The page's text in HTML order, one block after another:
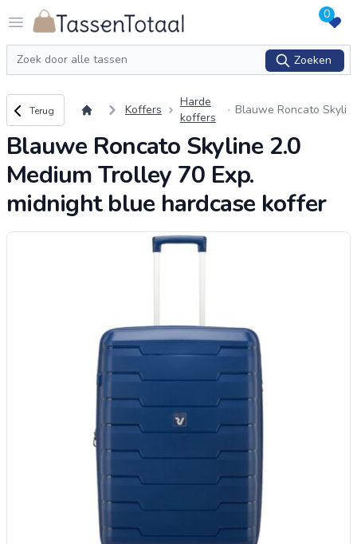
Open menu
Logo Tassentotaal.nl 0
Zoeken
Zoeken
Terug naar overzicht
Terug Koffers
Harde
koffers
Blauwe Roncato Skyli
70 Exp. midnight blue
hardcase koffer
Blauwe Roncato Skyline 2.0
Medium Trolley 70 Exp.
midnight blue hardcase koffer